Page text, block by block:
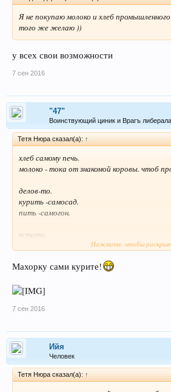
Я не покупаю молоко и хлеб
того же желаю ))
у всех свои возможности
7 сен 2016
"47"
Воинствующий циник и Врагъ либерала
Тетя Нюра сказал(а): ↑
хлеб самому печь.
молоко - тока от знакомой коровы. чтоб
делов-то.
курить -самосад.
пить -самогон.
кстати.
а кто скажет на яблоневом самогоне-то
А?
вот в чем вопрос!
Нажмите, чтобы
Махорку сами курите!
7 сен 2016
Ийя
Человек
Тетя Нюра сказал(а): ↑